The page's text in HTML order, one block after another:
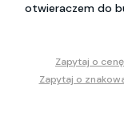
otwieraczem do
Zapytaj o cenę
Zapytaj o